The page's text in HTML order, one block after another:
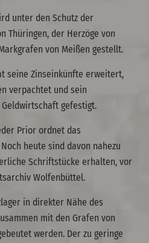
unter den Schutz der
Thüringen, der Herzöge von
von Meißen gestellt.
seine Zinseinkünfte erweitert,
verpachtet und sein
gefestigt.
Prior ordnet das
heute sind davon nahezu
Schriftstücke erhalten, vor
Wolfenbüttel.
in direkter Nähe des
mit den Grafen von
werden. Der zu geringe